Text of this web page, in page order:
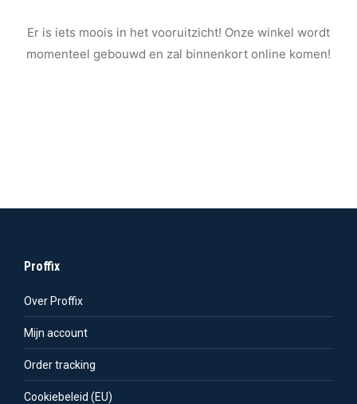
Er is iets moois in het vooruitzicht! Onze winkel wordt
momenteel gebouwd en zal binnenkort online komen!
Proffix
Over Proffix
Mijn account
Order tracking
Cookiebeleid (EU)